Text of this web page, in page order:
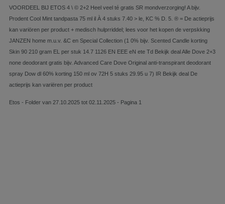
VOORDEEL BĲ ETOS 4 \ © 2+2 Heel veel té gratis SR mondverzorging! A bijv.
Prodent Cool Mint tandpasta 75 ml il À 4 stuks 7.40 > le, KC % D. 5. ® = De actieprijs
kan variören per product + medisch hulprriddel; lees voor het kopen de verpskking
JANZEN home m.u.v. &C en Special Collection (1 0% bijv. Scented Candle korting
Skin 90 210 gram EL per stuk 14.7 1126 EN EEE eN ete Td Bekijk deal Alle Dove 2+3
none deodorant gratis bijv. Advanced Care Dove Original anti-transpirant deodorant
spray Dow dl 60% korting 150 ml ov 72H 5 stuks 29.95 u 7) IR Bekijk deal De
actieprijs kan variëren per product
Etos - Folder van 27.10.2025 tot 02.11.2025 - Pagina 1